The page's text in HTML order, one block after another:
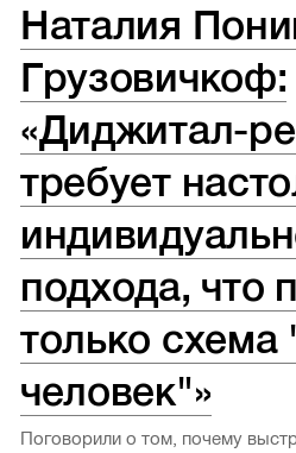
Наталия
Грузовичкоф:
«Диджитал-
требует
подхода, что
только схема
человек"»
Поговорили о том, почему